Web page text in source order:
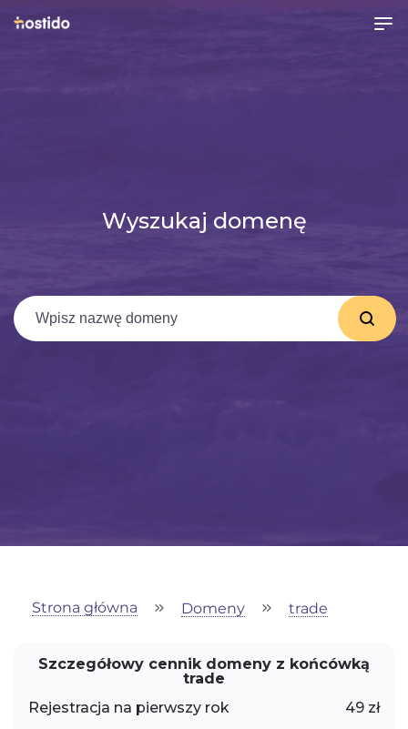
Wyszukaj domenę
Strona główna Domeny trade
Szczegółowy cennik domeny z końcówką
trade
Rejestracja na pierwszy rok
49 zł